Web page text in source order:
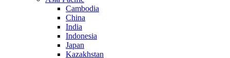
Cambodia
China
India
Indonesia
Japan
Kazakhstan